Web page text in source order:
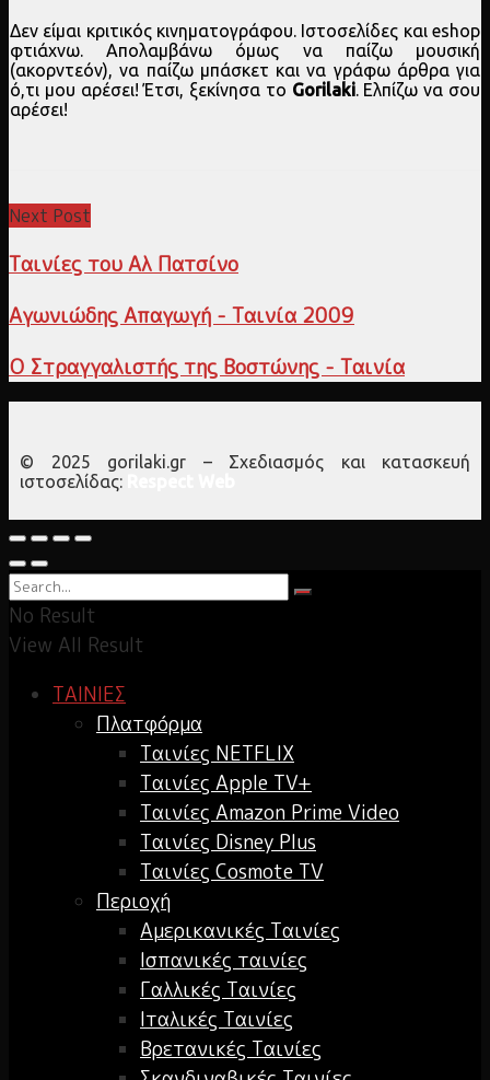
Δεν είμαι κριτικός κινηματογράφου. Ιστοσελίδες και eshop
φτιάχνω. Απολαμβάνω όμως να παίζω μουσική
(ακορντεόν), να παίζω μπάσκετ και να γράφω άρθρα για
ό,τι μου αρέσει! Έτσι, ξεκίνησα το Gorilaki. Ελπίζω να σου
αρέσει!
Next Post
Ταινίες του Αλ Πατσίνο
Αγωνιώδης Απαγωγή - Ταινία 2009
Ο Στραγγαλιστής της Βοστώνης - Ταινία
© 2025 gorilaki.gr – Σχεδιασμός και κατασκευή
ιστοσελίδας:
No Result
View All Result
ΤΑΙΝΙΕΣ
Πλατφόρμα
Ταινίες NETFLIX
Ταινίες Apple TV+
Ταινίες Amazon Prime Video
Ταινίες Disney Plus
Ταινίες Cosmote TV
Περιοχή
Αμερικανικές Ταινίες
Ισπανικές ταινίες
Γαλλικές Ταινίες
Ιταλικές Ταινίες
Βρετανικές Ταινίες